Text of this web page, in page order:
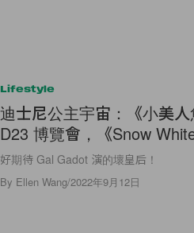
Lifestyle
迪士尼公主宇宙：《小美
D23 博覽會，《Snow
好期待 Gal Gadot 演的壞皇后！
By Ellen Wang/2022年9月12日